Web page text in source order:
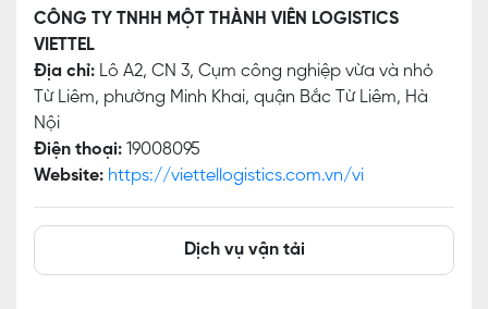
CÔNG TY TNHH MỘT THÀNH VIÊN LOGISTICS
VIETTEL
Địa chỉ: Lô A2, CN 3, Cụm công nghiệp vừa và nhỏ
Từ Liêm, phường Minh Khai, quận Bắc Từ Liêm, Hà
Nội
Điện thoại: 19008095
Website: https://viettellogistics.com.vn/vi
Dịch vụ vận tải